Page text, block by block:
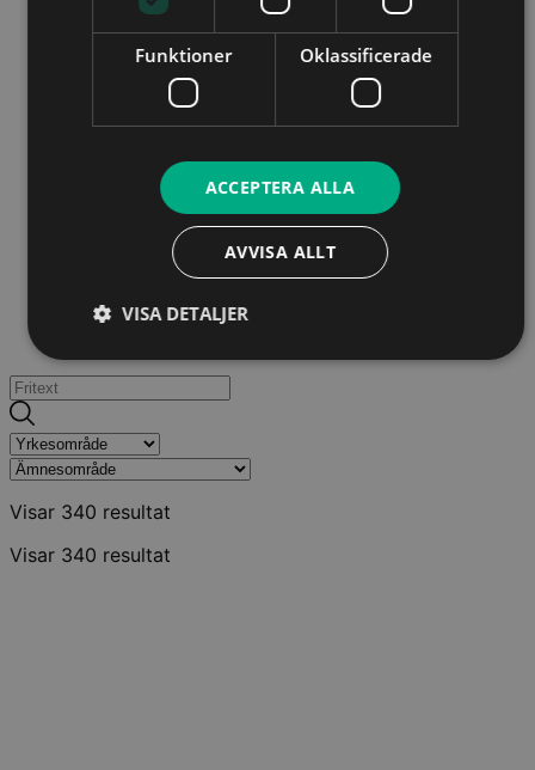
Visar 340 resultat
Visar 340 resultat
Funktioner Oklassificerade
ACCEPTERA ALLA
AVVISA ALLT
VISA DETALJER